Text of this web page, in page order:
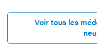
Voir tous les